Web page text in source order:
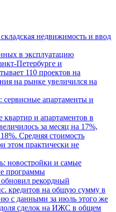
недвижимость и ввод
в эксплуатацию
Петербурге и
110 проектов на
на рынке увеличился на
сервисные апартаменты и
квартир и апартаментов в
за месяц на 17%,
Средняя стоимость
этом практически не
новостройки и самые
программы
рекордный
кредитов на общую сумму в
с данными за июль этого же
доля сделок на ИЖС в общем